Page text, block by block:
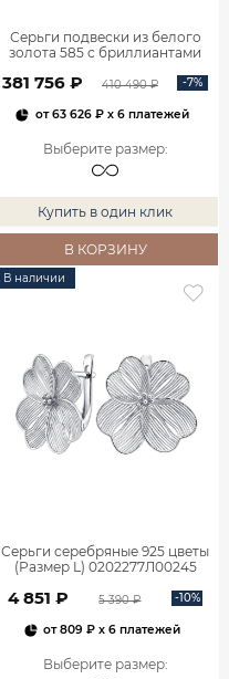
Серьги подвески из белого
золота 585 с бриллиантами
381 756 ₽ 410 490 ₽ -7%
от63 626 ₽x 6 платежей
Выберите размер:
Купить в один клик
В КОРЗИНУ
В наличии
Серьги серебряные 925 цветы
(Размер L) 0202277Л00245
4 851 ₽ 5 390 ₽ -10%
от809 ₽ x 6 платежей
Выберите размер: